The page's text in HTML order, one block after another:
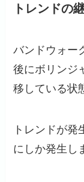
トレンドの
バンドウォー
後にボリンジ
移している状
トレンドが
にしか発生し